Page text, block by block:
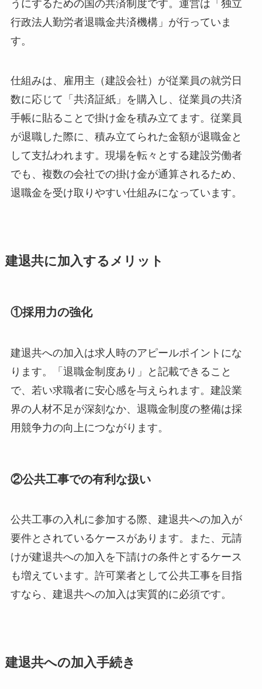
うにするための国の共済制度です。運営は「独立
行政法人勤労者退職金共済機構」が行っていま
す。
仕組みは、雇用主（建設会社）が従業員の就労日
数に応じて「共済証紙」を購入し、従業員の共済
手帳に貼ることで掛け金を積み立てます。従業員
が退職した際に、積み立てられた金額が退職金と
して支払われます。現場を転々とする建設労働者
でも、複数の会社での掛け金が通算されるため、
退職金を受け取りやすい仕組みになっています。
建退共に加入するメリット
①採用力の強化
建退共への加入は求人時のアピールポイントにな
ります。「退職金制度あり」と記載できること
で、若い求職者に安心感を与えられます。建設業
界の人材不足が深刻なか、退職金制度の整備は採
用競争力の向上につながります。
②公共工事での有利な扱い
公共工事の入札に参加する際、建退共への加入が
要件とされているケースがあります。また、元請
けが建退共への加入を下請けの条件とするケース
も増えています。許可業者として公共工事を目指
すなら、建退共への加入は実質的に必須です。
建退共への加入手続き